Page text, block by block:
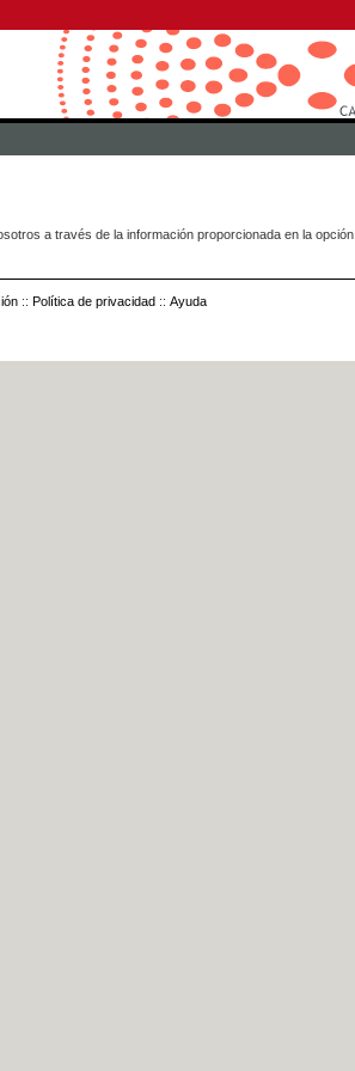
a través de la información proporcionada en la opción
:: Política de privacidad :: Ayuda